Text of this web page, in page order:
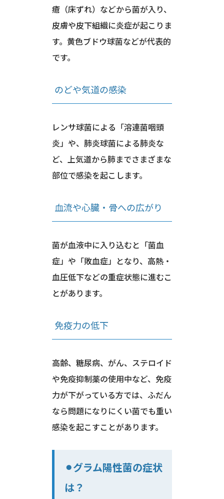
瘡（床ずれ）などから菌が入り、
皮膚や皮下組織に炎症が起こりま
す。黄色ブドウ球菌などが代表的
です。
のどや気道の感染
レンサ球菌による「溶連菌咽頭
炎」や、肺炎球菌による肺炎な
ど、上気道から肺までさまざまな
部位で感染を起こします。
血流や心臓・骨への広がり
菌が血液中に入り込むと「菌血
症」や「敗血症」となり、高熱・
血圧低下などの重症状態に進むこ
とがあります。
免疫力の低下
高齢、糖尿病、がん、ステロイド
や免疫抑制薬の使用中など、免疫
力が下がっている方では、ふだん
なら問題になりにくい菌でも重い
感染を起こすことがあります。
⚫︎グラム陽性菌の症状
は？